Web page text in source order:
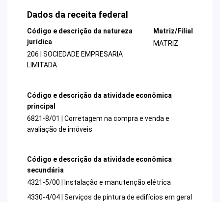
Dados da receita federal
Código e descrição da natureza
jurídica
206 | SOCIEDADE EMPRESARIA
LIMITADA
Matriz/Filial
MATRIZ
Código e descrição da atividade econômica
principal
6821-8/01 | Corretagem na compra e venda e
avaliação de imóveis
Código e descrição da atividade econômica
secundária
4321-5/00 | Instalação e manutenção elétrica
4330-4/04 | Serviços de pintura de edifícios em geral